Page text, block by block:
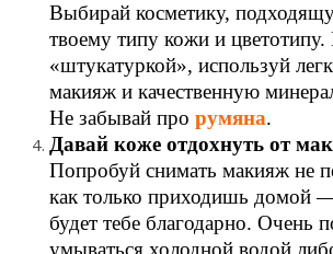
Выбирай косметику,
твоему типу кожи и цветотипу.
«штукатуркой», используй
макияж и качественную
Не забывай про румяна.
Давай коже отдохнуть от
Попробуй снимать макияж не
как только приходишь домой
будет тебе благодарно. Очень
умываться холодной водой